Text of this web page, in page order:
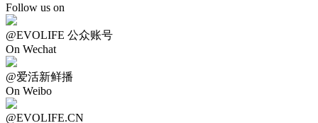
Follow us on
@EVOLIFE 公众账号
On Wechat
@爱活新鲜播
On Weibo
@EVOLIFE.CN